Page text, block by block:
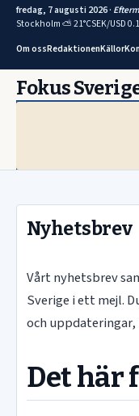
fredag, 7 augusti 2026 ·
Stockholm ⛅ 21°CSEK/USD
Om ossRedaktionenKällor
Hoppa
tillFokus
Nyhetsbrev
Vårt nyhetsbrev
Sverige i ett mejl.
och
Det här